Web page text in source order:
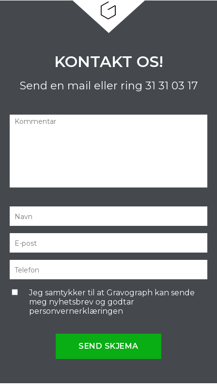
KONTAKT OS!
Send en mail eller ring 31 31 03 17
Jeg samtykker til at Gravograph kan sende
meg nyhetsbrev og godtar
personvernerklæringen
SEND SKJEMA